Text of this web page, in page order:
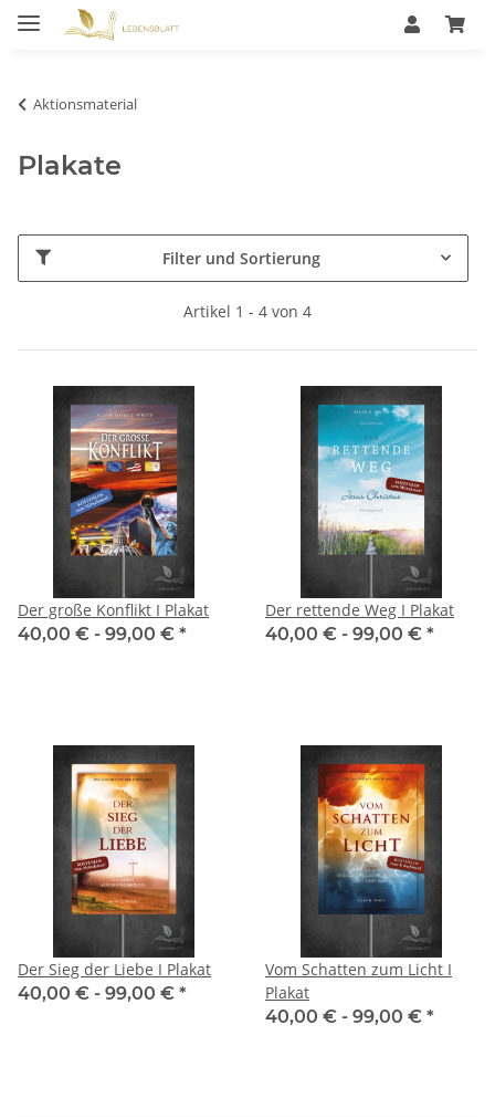
Aktionsmaterial
Plakate
Filter und Sortierung
Artikel 1 - 4 von 4
Der große Konflikt I Plakat
40,00 € - 99,00 € *
Der rettende Weg I Plakat
40,00 € - 99,00 € *
Der Sieg der Liebe I Plakat
40,00 € - 99,00 € *
Vom Schatten zum Licht I
Plakat
40,00 € - 99,00 € *